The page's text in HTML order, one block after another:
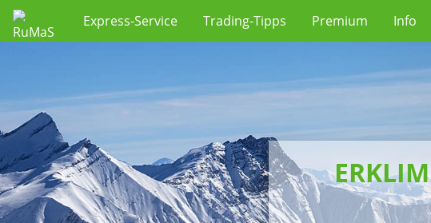
Express-Service Trading-Tipps Premium Info